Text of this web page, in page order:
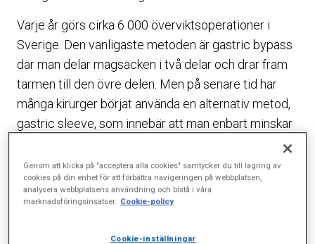
Varje år görs cirka 6 000 överviktsoperationer i
Sverige. Den vanligaste metoden är gastric bypass
där man delar magsäcken i två delar och drar fram
tarmen till den övre delen. Men på senare tid har
många kirurger börjat använda en alternativ metod,
gastric sleeve, som innebär att man enbart minskar
ursprungliga. Det är också den metoden som är den
vanligaste i länder som
USA och Frankrike.
– Fördelarna med gastric sleeve är att man inte
Genom att klicka på "acceptera alla cookies" samtycker du till lagring av
cookies på din enhet för att förbättra navigeringen på webbplatsen,
analysera webbplatsens användning och bistå i våra
marknadsföringsinsatser. Cookie-policy
Cookie-inställningar